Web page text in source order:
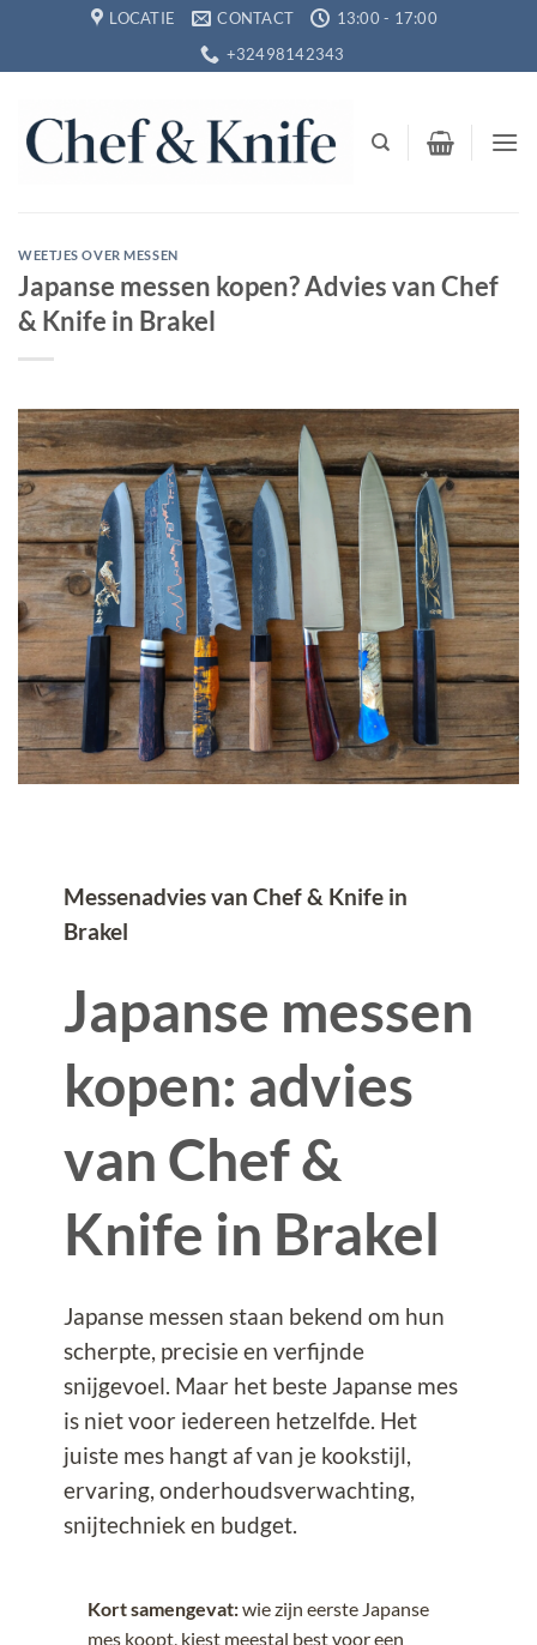
inhoud
LOCATIE CONTACT
13:00 - 17:00
+32498142343
WEETJES OVER MESSEN
Japanse messen kopen? Advies van Chef
& Knife in Brakel
Messenadvies van Chef & Knife in
Brakel
Japanse messen
kopen: advies
van Chef &
Knife in Brakel
Japanse messen staan bekend om hun
scherpte, precisie en verfijnde
snijgevoel. Maar het beste Japanse mes
is niet voor iedereen hetzelfde. Het
juiste mes hangt af van je kookstijl,
ervaring, onderhoudsverwachting,
snijtechniek en budget.
Kort samengevat:wie zijn eerste Japanse
mes koopt, kiest meestal best voor een